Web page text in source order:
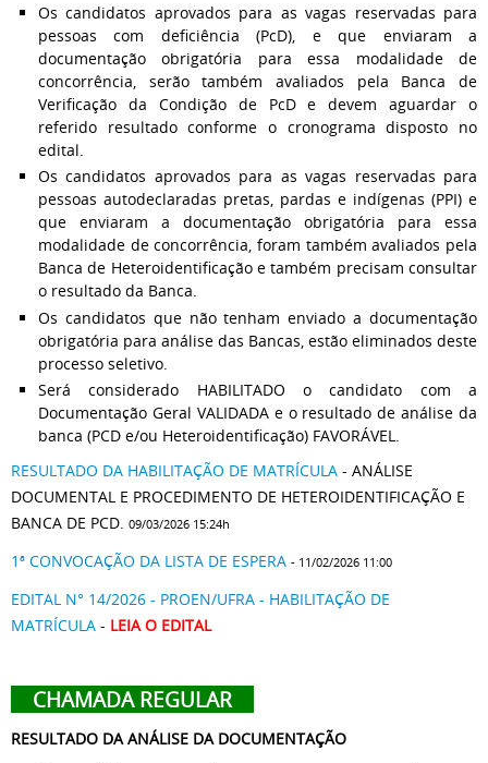
Os candidatos aprovados para as vagas reservadas para
pessoas com deficiência (PcD), e que enviaram a
documentação obrigatória para essa modalidade de
concorrência, serão também avaliados pela Banca de
Verificação da Condição de PcD e devem aguardar o
referido resultado conforme o cronograma disposto no
edital.
Os candidatos aprovados para as vagas reservadas para
pessoas autodeclaradas pretas, pardas e indígenas (PPI) e
que enviaram a documentação obrigatória para essa
modalidade de concorrência, foram também avaliados pela
Banca de Heteroidentificação e também precisam consultar
o resultado da Banca.
Os candidatos que não tenham enviado a documentação
obrigatória para análise das Bancas, estão eliminados deste
processo seletivo.
Será considerado HABILITADO o candidato com a
Documentação Geral VALIDADA e o resultado de análise da
banca (PCD e/ou Heteroidentificação) FAVORÁVEL.
RESULTADO DA HABILITAÇÃO DE MATRÍCULA - ANÁLISE
DOCUMENTAL E PROCEDIMENTO DE HETEROIDENTIFICAÇÃO E
BANCA DE PCD. 09/03/2026 15:24h
1ª CONVOCAÇÃO DA LISTA DE ESPERA - 11/02/2026 11:00
EDITAL N° 14/2026 - PROEN/UFRA - HABILITAÇÃO DE
MATRÍCULA - LEIA O EDITAL
CHAMADA REGULAR
RESULTADO DA ANÁLISE DA DOCUMENTAÇÃO